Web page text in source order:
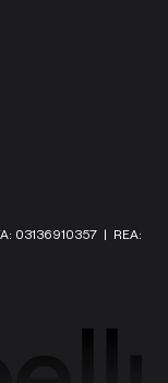
03136910357 | REA: